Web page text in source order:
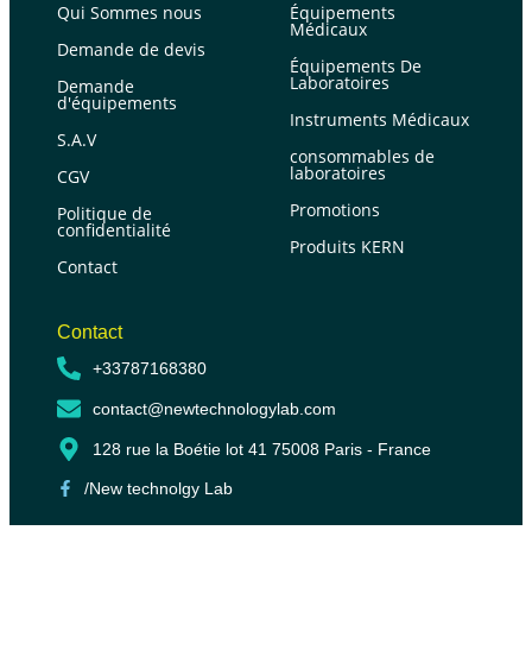
Qui Sommes nous
Demande de devis
Demande
d'équipements
S.A.V
CGV
Politique de
confidentialité
Contact
Équipements
Médicaux
Équipements De
Laboratoires
Instruments Médicaux
consommables de
laboratoires
Promotions
Produits KERN
Contact
+33787168380
contact@newtechnologylab.com
128 rue la Boétie lot 41 75008 Paris - France
/New technolgy Lab